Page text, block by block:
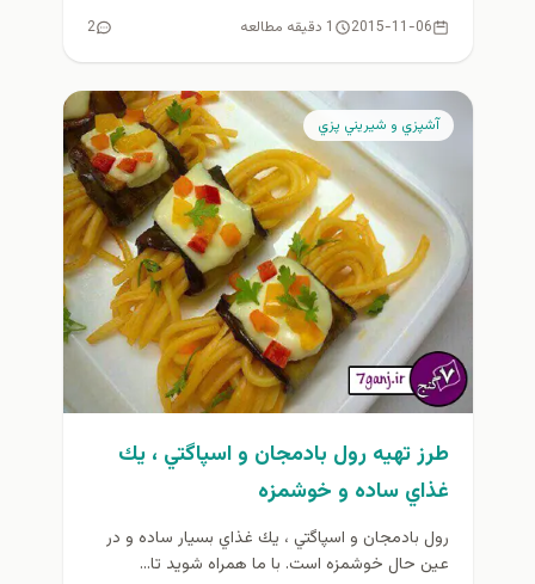
2015-11-06 1 دقیقه مطالعه 2
آشپزي و شيريني پزي
طرز تهيه رول بادمجان و اسپاگتي ، يك
غذاي ساده و خوشمزه
رول بادمجان و اسپاگتي ، يك غذاي بسيار ساده و در
عين حال خوشمزه است. با ما همراه شويد تا...